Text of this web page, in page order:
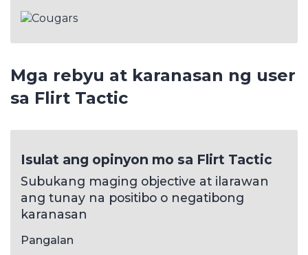
Mga rebyu at karanasan ng user
sa Flirt Tactic
Isulat ang opinyon mo sa Flirt Tactic
Subukang maging objective at ilarawan
ang tunay na positibo o negatibong
karanasan
Pangalan